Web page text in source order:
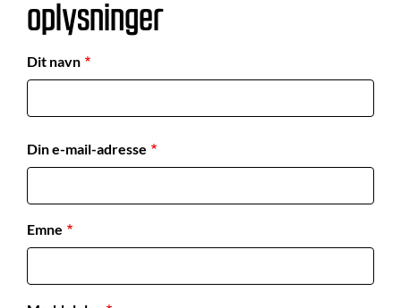
oplysninger
Dit navn
Din e-mail-adresse
Emne